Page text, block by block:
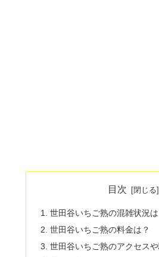
目次
世田谷いちご熟の混雑状況
世田谷いちご熟の料金は？
世田谷いちご熟のアクセス